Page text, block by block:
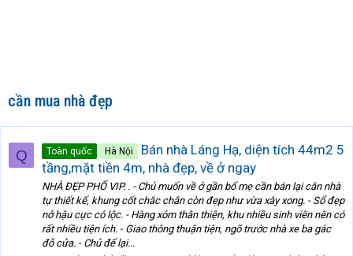
cần mua nhà đẹp
Q Toàn quốc Hà Nội
Bán nhà Láng Hạ, diện tích 44m2 5
tầng,mặt tiền 4m, nhà đẹp, về ở ngay
NHÀ ĐẸP PHỐ VIP. . - Chủ muốn về ở gần bố mẹ cần bán lại căn nhà
tự thiết kế, khung cốt chắc chắn còn đẹp như vừa xây xong. - Sổ đẹp
nở hậu cực có lộc. - Hàng xóm thân thiện, khu nhiều sinh viên nên có
rất nhiều tiện ích. - Giao thông thuận tiện, ngõ trước nhà xe ba gác
đỗ cửa. - Chủ để lại...